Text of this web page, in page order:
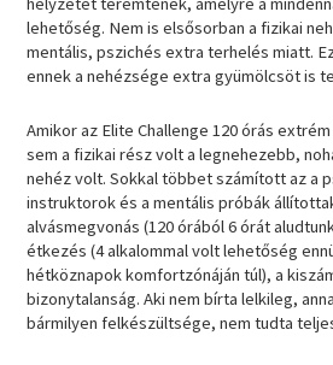
lehetőség. Nem is elsősorban a fizikai
mentális, pszichés extra terhelés miatt.
ennek a nehézsége extra gyümölcsöt is
Amikor az Elite Challenge 120 órás
sem a fizikai rész volt a legnehezebb,
nehéz volt. Sokkal többet számított az a
instruktorok és a mentális próbák
alvásmegvonás (120 órából 6 órát
étkezés (4 alkalommal volt lehetőség
hétköznapok komfortzónáján túl), a
bizonytalanság. Aki nem bírta lelkileg,
bármilyen felkészültsége, nem tudta